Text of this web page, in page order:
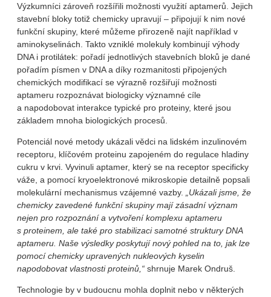
Výzkumníci zároveň rozšířili možnosti využití aptamerů. Jejich
stavební bloky totiž chemicky upravují – připojují k nim nové
funkční skupiny, které můžeme přirozeně najít například v
aminokyselinách. Takto vzniklé molekuly kombinují výhody
DNA i protilátek: pořadí jednotlivých stavebních bloků je dané
pořadím písmen v DNA a díky rozmanitosti připojených
chemických modifikací se výrazně rozšiřují možnosti
aptameru rozpoznávat biologicky významné cíle
a napodobovat interakce typické pro proteiny, které jsou
základem mnoha biologických procesů.
Potenciál nové metody ukázali vědci na lidském inzulinovém
receptoru, klíčovém proteinu zapojeném do regulace hladiny
cukru v krvi. Vyvinuli aptamer, který se na receptor specificky
váže, a pomocí kryoelektronové mikroskopie detailně popsali
molekulární mechanismus vzájemné vazby. „Ukázali jsme, že
chemicky zavedené funkční skupiny mají zásadní význam
nejen pro rozpoznání a vytvoření komplexu aptameru
s proteinem, ale také pro stabilizaci samotné struktury DNA
aptameru. Naše výsledky poskytují nový pohled na to, jak lze
pomocí chemicky upravených nukleových kyselin
napodobovat vlastnosti proteinů,“ shrnuje Marek Ondruš.
Technologie by v budoucnu mohla doplnit nebo v některých